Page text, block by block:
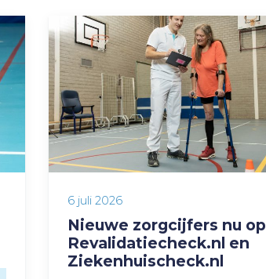
6 juli 2026
Nieuwe zorgcijfers nu op
Revalidatiecheck.nl en
Ziekenhuischeck.nl